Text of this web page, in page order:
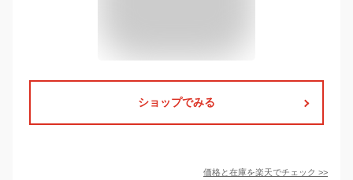
ショップでみる
価格と在庫を楽天でチェック >>